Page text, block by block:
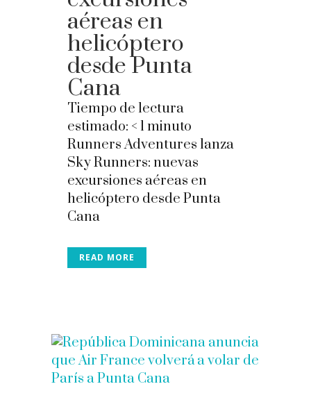
aéreas en
helicóptero
desde Punta
Cana
Tiempo de lectura
estimado: < 1 minuto
Runners Adventures lanza
Sky Runners: nuevas
excursiones aéreas en
helicóptero desde Punta
Cana
READ MORE